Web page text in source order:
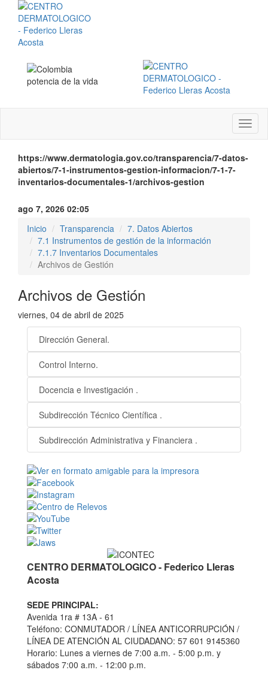
Menú
https://www.dermatologia.gov.co/transparencia/7-datos-
abiertos/7-1-instrumentos-gestion-informacion/7-1-7-
inventarios-documentales-1/archivos-gestion
ago 7, 2026 02:05
Inicio
Transparencia
7. Datos Abiertos
7.1 Instrumentos de gestión de la información
7.1.7 Inventarios Documentales
Archivos de Gestión
Archivos de Gestión
viernes, 04 de abril de 2025
Dirección General.
Control Interno.
Docencia e Investigación .
Subdirección Técnico Científica .
Subdirección Administrativa y Financiera .
CENTRO DERMATOLOGICO - Federico Lleras
Acosta
SEDE PRINCIPAL:
Avenida 1ra # 13A - 61
Teléfono: CONMUTADOR / LÍNEA ANTICORRUPCIÓN /
LÍNEA DE ATENCIÓN AL CIUDADANO: 57 601 9145360
Horario: Lunes a viernes de 7:00 a.m. - 5:00 p.m. y
sábados 7:00 a.m. - 12:00 p.m.